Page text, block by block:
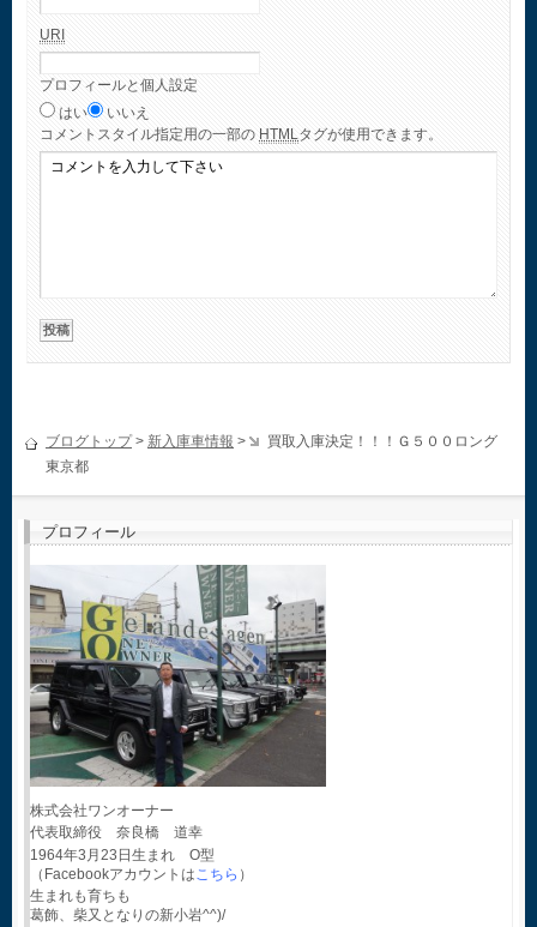
URI
プロフィールと個人設定
はい
いいえ
コメント スタイル指定用の一部の HTMLタグが使用できます。
ブログトップ> 新入庫車情報 >
買取入庫決定！！！Ｇ５００ロング
東京都
プロフィール
株式会社ワンオーナー
代表取締役 奈良橋 道幸
1964年3月23日生まれ O型
（Facebookアカウントはこちら ）
生まれも育ちも
葛飾、柴又となりの新小岩^^)/